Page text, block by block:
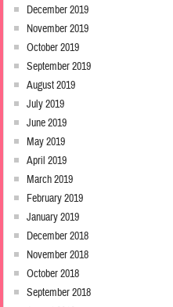
December 2019
November 2019
October 2019
September 2019
August 2019
July 2019
June 2019
May 2019
April 2019
March 2019
February 2019
January 2019
December 2018
November 2018
October 2018
September 2018